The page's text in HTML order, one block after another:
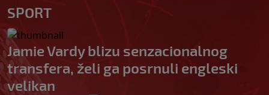
SPORT
Jamie Vardy blizu senzacionalnog
transfera, želi ga posrnuli engleski
velikan